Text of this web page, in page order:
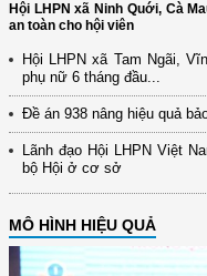
Hội LHPN xã Ninh Quới, Cà
an toàn cho hội viên
Hội LHPN xã Tam Ngãi,
phụ nữ 6 tháng đầu...
Đề án 938 nâng hiệu quả
Lãnh đạo Hội LHPN Việt
bộ Hội ở cơ sở
MÔ HÌNH HIỆU QUẢ